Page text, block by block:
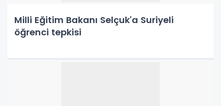
Milli Eğitim Bakanı Selçuk'a Suriyeli
öğrenci tepkisi